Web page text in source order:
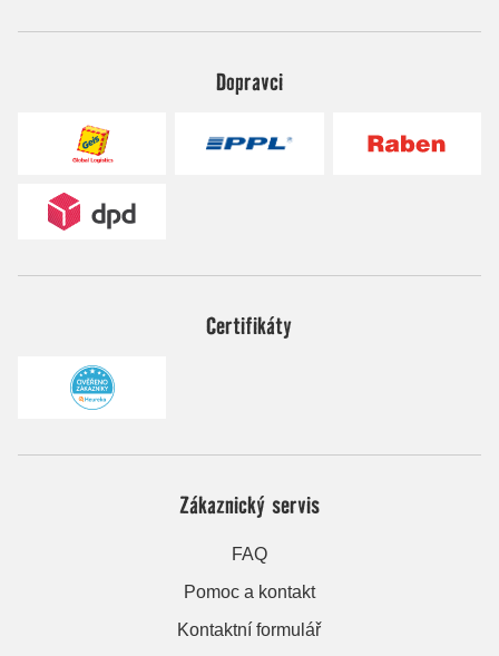
Dopravci
Certifikáty
Zákaznický servis
FAQ
Pomoc a kontakt
Kontaktní formulář